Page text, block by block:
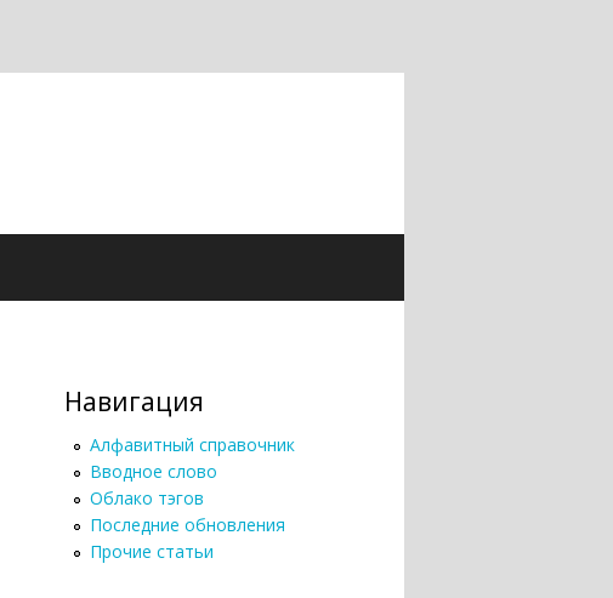
Навигация
Алфавитный справочник
Вводное слово
Облако тэгов
Последние обновления
Прочие статьи